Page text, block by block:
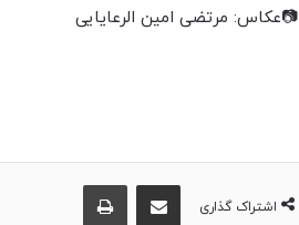
ی
📷عکاس: مرتضی امین الرعایایی
اشتراک گذاری